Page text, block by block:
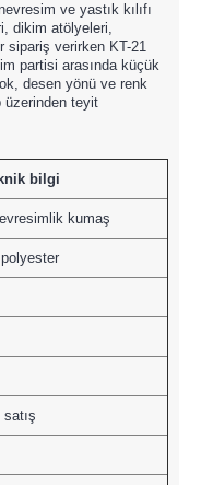
ve yastık kılıfı
dikim atölyeleri,
sipariş verirken KT-21
partisi arasında küçük
desen yönü ve renk
üzerinden teyit
bilgi
kumaş